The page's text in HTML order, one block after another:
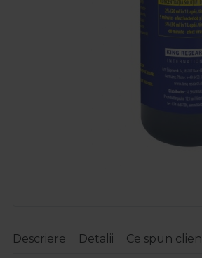
Descriere Detalii Ce spun